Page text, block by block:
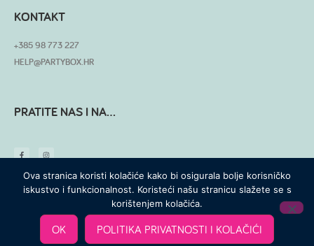
KONTAKT
+385 98 773 227
HELP@PARTYBOX.HR
PRATITE NAS I NA...
© SVA PRAVA PRIDRŽANA
MADE WITH ❤ BY SKROZ
Ova stranica koristi kolačiće kako bi osigurala bolje korisničko
iskustvo i funkcionalnost. Koristeći našu stranicu slažete se s
korištenjem kolačića.
OK POLITIKA PRIVATNOSTI I KOLAČIĆI